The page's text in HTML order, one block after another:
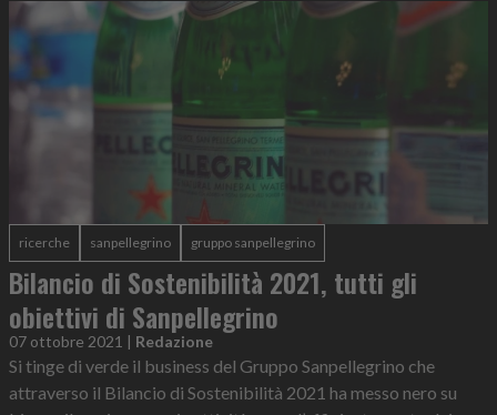
ricerche sanpellegrino gruppo sanpellegrino
Bilancio di Sostenibilità 2021, tutti gli
obiettivi di Sanpellegrino
07 ottobre 2021 | Redazione
Si tinge di verde il business del Gruppo Sanpellegrino che
attraverso il Bilancio di Sostenibilità 2021 ha messo nero su